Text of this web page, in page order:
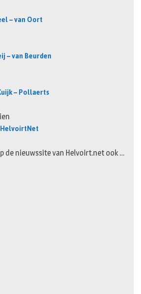
– van Oort
– van Beurden
– Pollaerts
de nieuwssite van Helvoirt.net ook …